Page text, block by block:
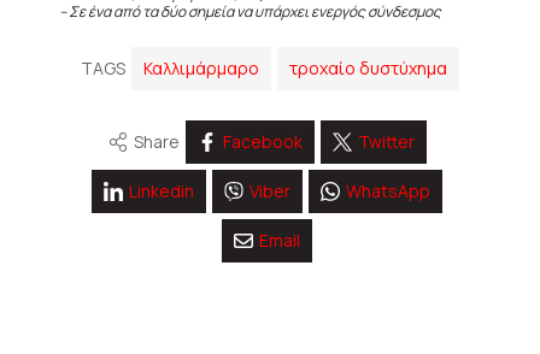
– Σε ένα από τα δύο σημεία να υπάρχει ενεργός σύνδεσμος
TAGS Καλλιμάρμαρο τροχαίο δυστύχημα
Share Facebook Twitter
Linkedin Viber WhatsApp
Email